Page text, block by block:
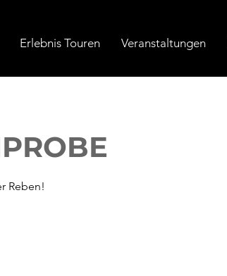
Erlebnis Touren Veranstaltungen
Reben!